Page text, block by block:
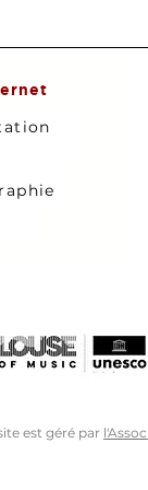
est géré par